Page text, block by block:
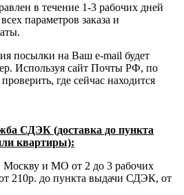
в течение 1-3 рабочих дней
параметров заказа и
посылки на Ваш e-mail будет
Используя сайт Почты РФ, по
где сейчас находится
СДЭК (доставка до пункта
квартиры):
Москву и МО от 2 до 3 рабочих
210р. до пункта выдачи СДЭК, от